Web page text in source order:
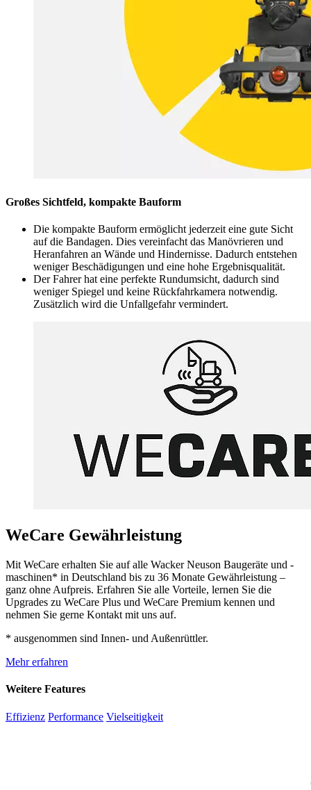
Großes Sichtfeld, kompakte Bauform
Die kompakte Bauform ermöglicht jederzeit eine gute Sicht
auf die Bandagen. Dies vereinfacht das Manövrieren und
Heranfahren an Wände und Hindernisse. Dadurch entstehen
weniger Beschädigungen und eine hohe Ergebnisqualität.
Der Fahrer hat eine perfekte Rundumsicht, dadurch sind
weniger Spiegel und keine Rückfahrkamera notwendig.
Zusätzlich wird die Unfallgefahr vermindert.
WeCare Gewährleistung
Mit WeCare erhalten Sie auf alle Wacker Neuson Baugeräte und -
maschinen* in Deutschland bis zu 36 Monate Gewährleistung –
ganz ohne Aufpreis. Erfahren Sie alle Vorteile, lernen Sie die
Upgrades zu WeCare Plus und WeCare Premium kennen und
nehmen Sie gerne Kontakt mit uns auf.
* ausgenommen sind Innen- und Außenrüttler.
Mehr erfahren
Weitere Features
Effizienz Performance Vielseitigkeit